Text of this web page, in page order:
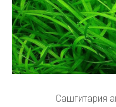
Сашгитария